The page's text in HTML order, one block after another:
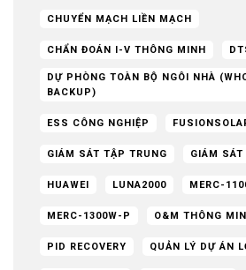
CHUYỂN MẠCH LIỀN MẠCH
CHẨN ĐOÁN I-V THÔNG MINH
DỰ PHÒNG TOÀN BỘ NGÔI NHÀ
BACKUP)
ESS CÔNG NGHIỆP
GIÁM SÁT TẬP TRUNG GIÁM SÁT
HUAWEI LUNA2000 MERC-
MERC-1300W-P O&M THÔNG
PID RECOVERY QUẢN LÝ DỰ ÁN